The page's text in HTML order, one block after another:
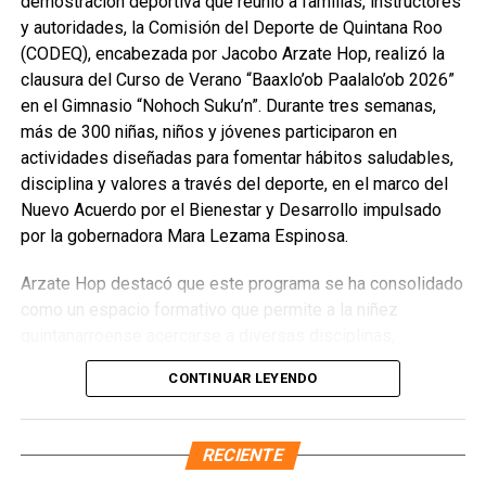
deportivas y del cancunense Roberto Nicolás Pereira,
convocado a la Selección Nacional Sub-19.
Fuente: 5to Poder Agencia de Noticias
y autoridades, la Comisión del Deporte de Quintana Roo
(CODEQ), encabezada por Jacobo Arzate Hop, realizó la
clausura del Curso de Verano “Baaxlo’ob Paalalo’ob 2026”
en el Gimnasio “Nohoch Suku’n”. Durante tres semanas,
más de 300 niñas, niños y jóvenes participaron en
actividades diseñadas para fomentar hábitos saludables,
disciplina y valores a través del deporte, en el marco del
Nuevo Acuerdo por el Bienestar y Desarrollo impulsado
por la gobernadora Mara Lezama Espinosa.
Arzate Hop destacó que este programa se ha consolidado
como un espacio formativo que permite a la niñez
descubrir talentos y fortalecer la convivencia comunitaria.
Recordó que de este curso han surgido atletas que hoy
representan al estado en competencias nacionales e
internacionales, como Hanna González Caballero,
seleccionada nacional de Luchas Asociadas, y Abraham
CONTINUAR LEYENDO
RECIENTE